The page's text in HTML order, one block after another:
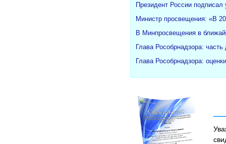
Президент России подписал
Министр просвещения: «В
В Минпросвещения в
Глава Рособрнадзора:
Глава Рособрнадзора: